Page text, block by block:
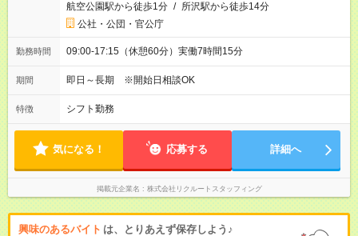
航空公園駅から徒歩1分 / 所沢駅から徒歩14分
公社・公団・官公庁
勤務時間 09:00-17:15（休憩60分）実働7時間15分
期間 即日～長期 ※開始日相談OK
特徴 シフト勤務
気になる！ 応募する 詳細へ
掲載元企業名 株式会社リクルートスタッフィング
興味のあるバイト は、とりあえず保存しよう♪